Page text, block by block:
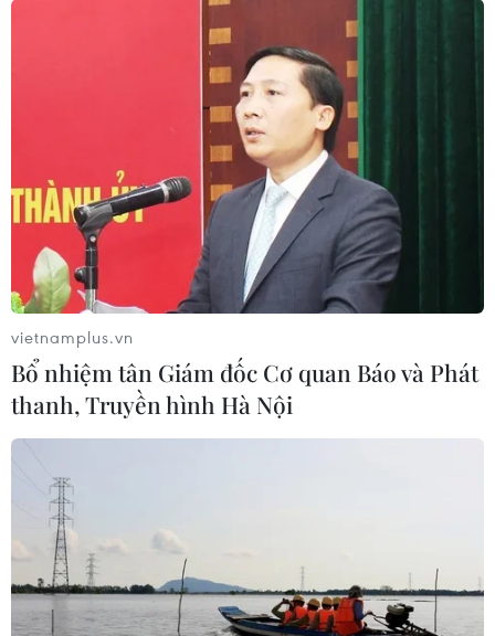
Số ca tử vong do COVID-19 tại Mexico
tăng lên 79 người
Theo số liệu thống kê, thủ đô Mexico City ghi nhận nhiều
ca mắc COVID-19 nhất với 469 trường hợp, chiếm 25%
tổng số.
vietnamplus.vn
Bổ nhiệm tân Giám đốc Cơ quan Báo và Phát
thanh, Truyền hình Hà Nội